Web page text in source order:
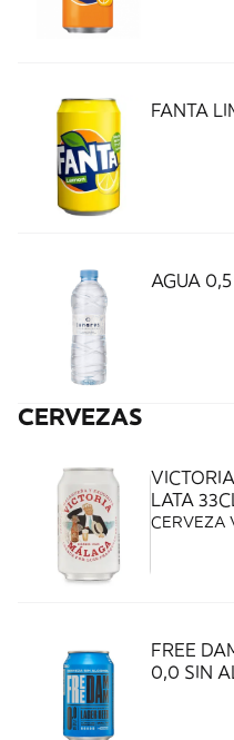
FANTA
AGUA
CERVEZAS
LATA
CERVEZA
FREE
0,0 SIN